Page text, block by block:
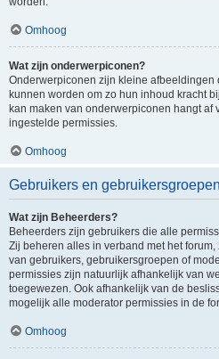
Omhoog
Wat zijn onderwerpiconen?
Onderwerpiconen zijn kleine afbeeldingen
kunnen worden om zo hun inhoud kracht
kan maken van onderwerpiconen hangt af
ingestelde permissies.
Omhoog
Gebruikers en gebruikersgroepen
Wat zijn Beheerders?
Beheerders zijn gebruikers die alle
Zij beheren alles in verband met het
van gebruikers, gebruikersgroepen of
permissies zijn natuurlijk afhankelijk van
toegewezen. Ook afhankelijk van de
mogelijk alle moderator permissies in de
Omhoog